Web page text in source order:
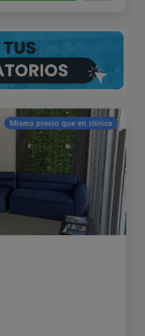
Mismo precio que en clínica